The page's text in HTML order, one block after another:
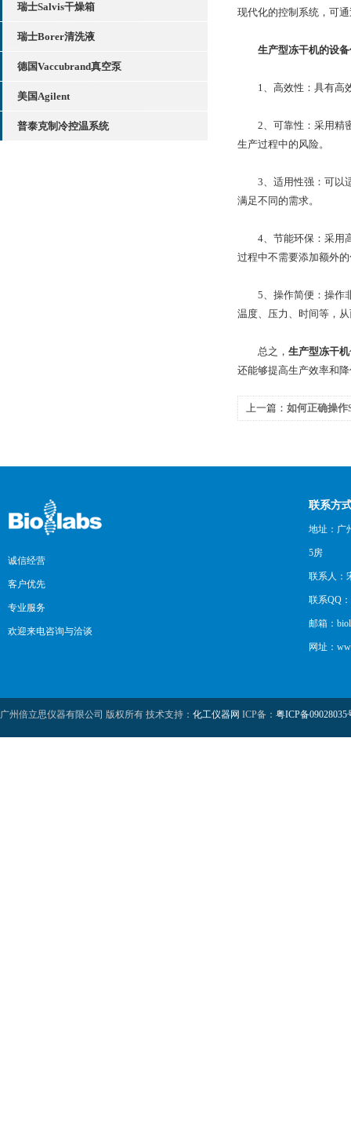
瑞士Salvis干燥箱
瑞士Borer清洗液
德国Vaccubrand真空泵
美国Agilent
普泰克制冷控温系统
现代化的控制系统，可
生产型冻干机的设
1、高效性：具有高效
2、可靠性：采用精密
生产过程中的风险。
3、适用性强：可以适
满足不同的需求。
4、节能环保：采用高
过程中不需要添加额外
5、操作简便：操作非
温度、压力、时间等，
总之， 生产型冻干机
还能够提高生产效率和
上一篇： 如何正确操作
诚信经营
客户优先
专业服务
欢迎来电咨询与洽谈
联系方
地址：广
5房
联系人：
联系QQ
邮箱：
网址：
广州倍立思仪器有限公司 版权所有 技术支持： 化工仪器网 ICP备： 粤ICP备09028035